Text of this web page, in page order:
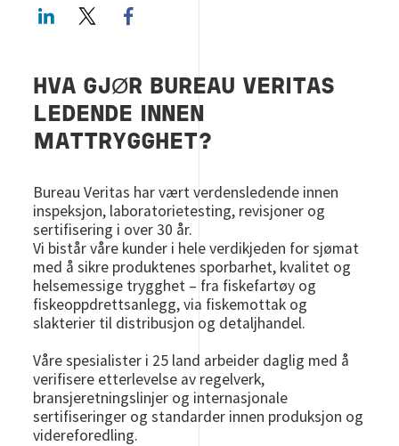
LinkedInTwitter
HVA GJØR BUREAU VERITAS
LEDENDE INNEN
MATTRYGGHET?
Bureau Veritas har vært verdensledende innen
inspeksjon, laboratorietesting, revisjoner og
sertifisering i over 30 år.
Vi bistår våre kunder i hele verdikjeden for sjømat
med å sikre produktenes sporbarhet, kvalitet og
helsemessige trygghet – fra fiskefartøy og
fiskeoppdrettsanlegg, via fiskemottak og
slakterier til distribusjon og detaljhandel.
Våre spesialister i 25 land arbeider daglig med å
verifisere etterlevelse av regelverk,
bransjeretningslinjer og internasjonale
sertifiseringer og standarder innen produksjon og
videreforedling.